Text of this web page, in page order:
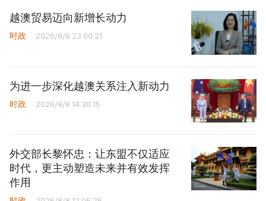
越澳贸易迈向新增长动力
时政 2026/8/8 23:00:21
为进一步深化越澳关系注入新动力
时政 2026/8/8 14:30:15
外交部长黎怀忠：让东盟不仅适应
时代，更主动塑造未来并有效发挥
作用